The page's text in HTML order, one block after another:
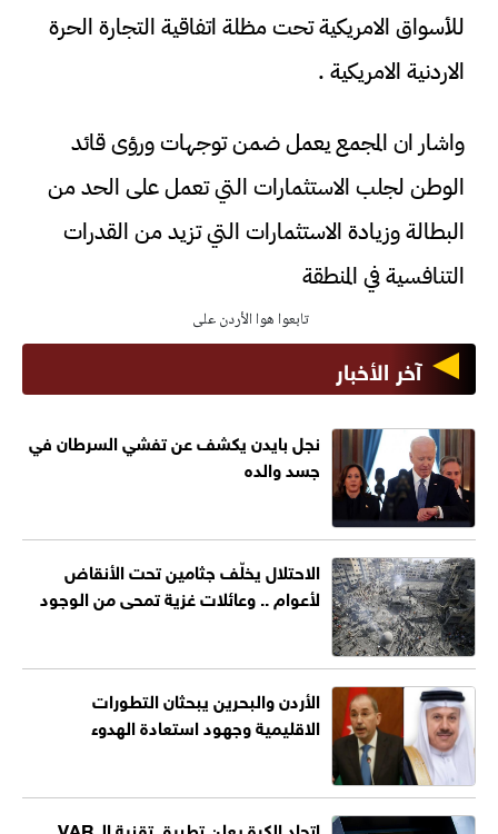
للأسواق الامريكية تحت مظلة اتفاقية التجارة الحرة
الاردنية الامريكية .
واشار ان المجمع يعمل ضمن توجهات ورؤى قائد
الوطن لجلب الاستثمارات التي تعمل على الحد من
البطالة وزيادة الاستثمارات التي تزيد من القدرات
التنافسية في المنطقة
تابعوا هوا الأردن على
آخر الأخبار
نجل بايدن يكشف عن تفشي السرطان في
جسد والده
الاحتلال يخلّف جثامين تحت الأنقاض
لأعوام .. وعائلات غزية تمحى من الوجود
الأردن والبحرين يبحثان التطورات
الاقليمية وجهود استعادة الهدوء
اتحاد الكرة يعلن تطبيق تقنية الـ VAR